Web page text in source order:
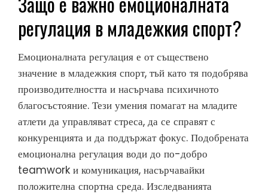
регулация в младежкия спорт?
Емоционалната регулация е от съществено
значение в младежкия спорт, тъй като тя подобрява
производителността и насърчава психичното
благосъстояние. Тези умения помагат на младите
атлети да управляват стреса, да се справят с
конкуренцията и да поддържат фокус. Подобрената
емоционална регулация води до по-добро
teamwork и комуникация, насърчавайки
положителна спортна среда. Изследванията